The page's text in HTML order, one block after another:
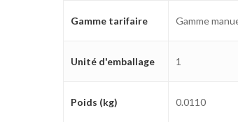
Gamme tarifaire Gamme
Unité d'emballage 1
Poids (kg) 0.0110